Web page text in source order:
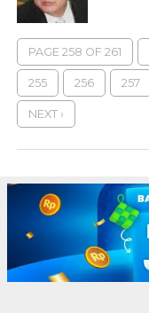
PAGE 258 OF 261
255 256 257
NEXT ›